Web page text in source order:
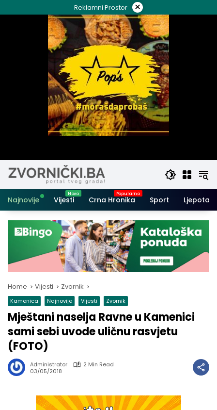
to
Reklamni Prostor ×
Najnovije Vijesti Crna Hronika Sport Ljepota i
Home Vijesti Zvornik
Kamenica Najnovije Vijesti Zvornik
Mještani naselja Ravne u Kamenici
sami sebi uvode uličnu rasvjetu
(FOTO)
Administrator
2 Min Read
03/05/2018